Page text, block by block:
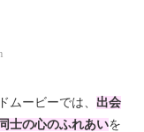
ムービーでは、 出会
士の心のふれあいを